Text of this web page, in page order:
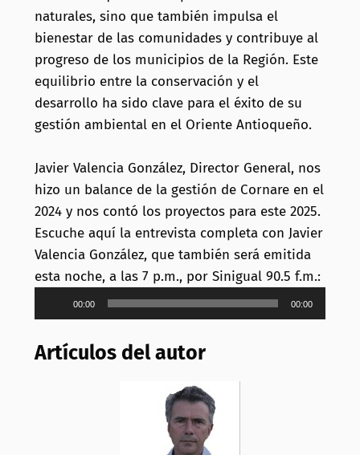
naturales, sino que también impulsa el
bienestar de las comunidades y contribuye al
progreso de los municipios de la Región. Este
equilibrio entre la conservación y el
desarrollo ha sido clave para el éxito de su
gestión ambiental en el Oriente Antioqueño.
Javier Valencia González, Director General, nos
hizo un balance de la gestión de Cornare en el
2024 y nos contó los proyectos para este 2025.
Escuche aquí la entrevista completa con Javier
Valencia González, que también será emitida
esta noche, a las 7 p.m., por Sinigual 90.5 f.m.:
Reproductor
de
audio
00:00 00:00
Artículos del autor